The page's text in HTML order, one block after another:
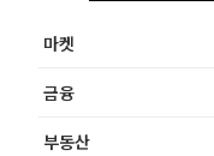
마켓
금융
부동산